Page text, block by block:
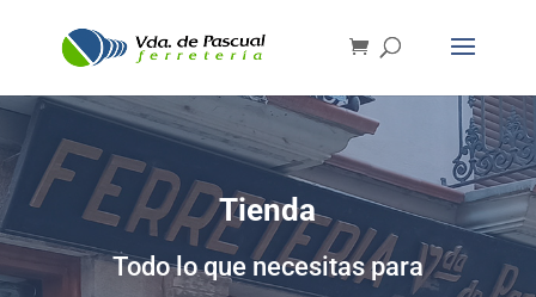
Tienda
Todo lo que necesitas para